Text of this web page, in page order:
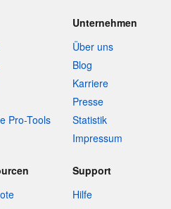
Pro-Tools
Unternehmen
Über uns
Blog
Karriere
Presse
Statistik
Impressum
Support
Hilfe